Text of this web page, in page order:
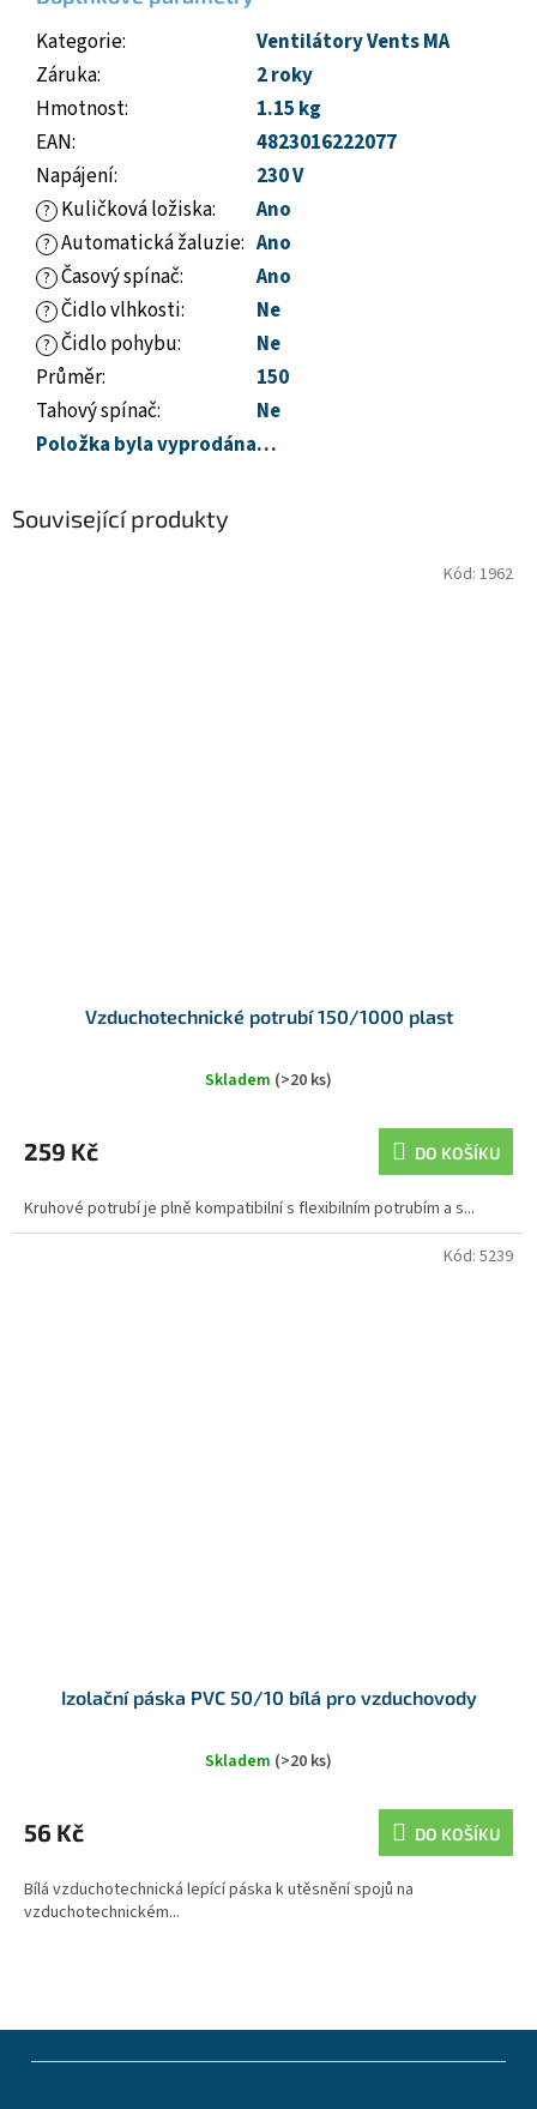
Kategorie:
Ventilátory Vents MA
Záruka:
2 roky
Hmotnost:
1.15 kg
EAN:
4823016222077
Napájení: 230 V
? Kuličková ložiska: Ano
? Automatická žaluzie: Ano
? Časový spínač: Ano
? Čidlo vlhkosti: Ne
? Čidlo pohybu:
Ne
Průměr:
150
Tahový spínač:
Ne
Položka byla vyprodána…
Související produkty
Vzduchotechnické potrubí 150/1000 plast
Skladem (>20 ks)
259 Kč DO KOŠÍKU
Kruhové potrubí je plně kompatibilní s flexibilním potrubím a s...
Kód: 1962
Izolační páska PVC 50/10 bílá pro vzduchovody
Skladem (>20 ks)
56 Kč DO KOŠÍKU
Bílá vzduchotechnická lepící páska k utěsnění spojů na
vzduchotechnickém...
Kód: 5239